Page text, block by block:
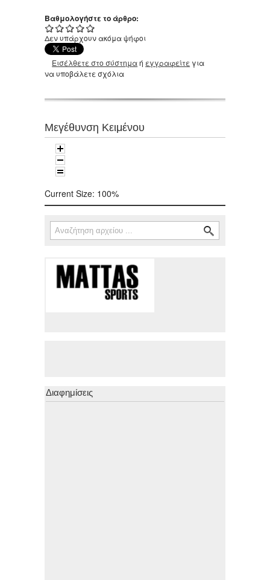
Βαθμολογήστε το άρθρο:
Δεν υπάρχουν ακόμα ψήφοι
Εισέλθετε στο σύστημαή εγγραφείτε για
να υποβάλετε σχόλια
Μεγέθυνση Κειμένου
Current Size: 100%
Φόρμα αναζήτησης
Αναζήτηση
Διαφημίσεις